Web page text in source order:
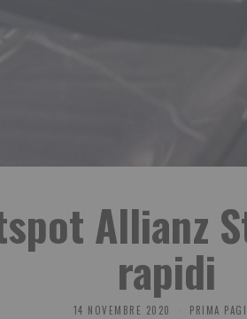
Allianz
rapidi
14 NOVEMBRE 2020 PRIMA